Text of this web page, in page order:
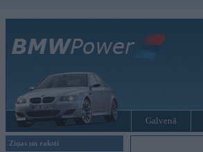
Galvenā
Ziņas un raksti